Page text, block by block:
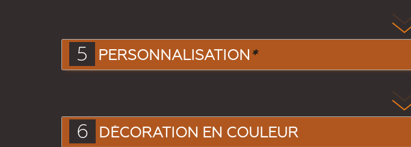
5 PERSONNALISATION *
6 DÉCORATION EN COULEUR